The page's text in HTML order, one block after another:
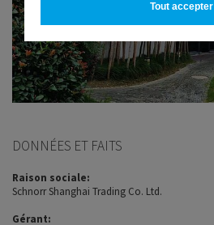
Tout accepter
DONNÉES ET FAITS
Raison sociale:
Schnorr Shanghai Trading Co. Ltd.
Gérant: